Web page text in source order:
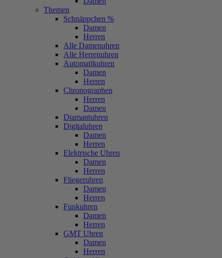
Themen
Schnäppchen %
Damen
Herren
Alle Damenuhren
Alle Herrenuhren
Automatikuhren
Damen
Herren
Chronographen
Herren
Damen
Diamantuhren
Digitaluhren
Damen
Herren
Elektrische Uhren
Damen
Herren
Fliegeruhren
Damen
Herren
Funkuhren
Damen
Herren
GMT Uhren
Damen
Herren